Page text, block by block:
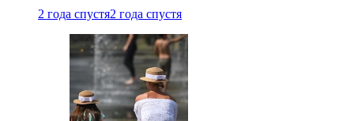
2 года спустя2 года спустя